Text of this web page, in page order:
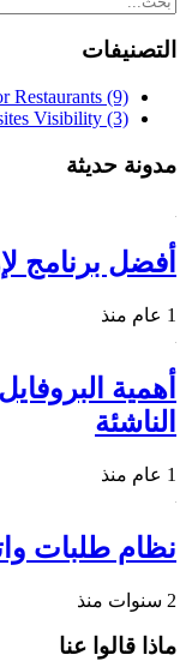
التصنيفات
Restaurants (9)
Visibility (3)
مدونة حديثة
أفضل برنامج
1 عام منذ
أهمية
الناشئة
1 عام منذ
نظام طلبات
2 سنوات منذ
ماذا قالوا عنا